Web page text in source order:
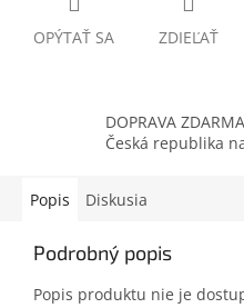
OPÝTAŤ SA ZDIEĽAŤ
DOPRAVA
Česká republika
Popis Diskusia
Podrobný popis
Popis produktu nie je